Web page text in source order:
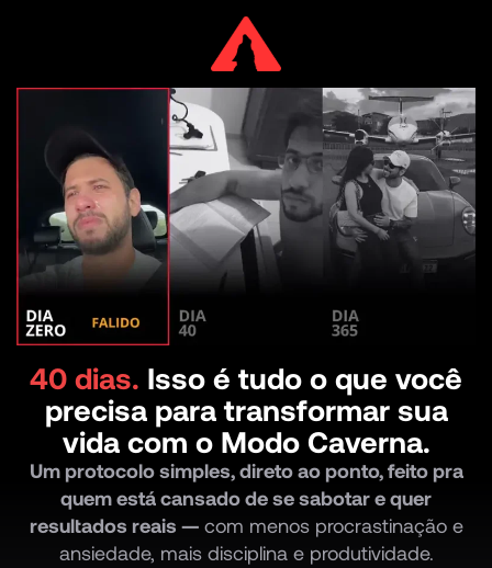
40 dias. Isso é tudo o que você
precisa para transformar sua
vida com o Modo Caverna.
Um protocolo simples, direto ao ponto, feito pra
quem está cansado de se sabotar e quer
resultados reais — com menos procrastinação e
ansiedade, mais disciplina e produtividade.